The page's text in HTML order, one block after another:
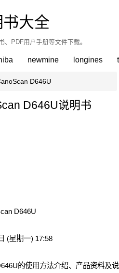
大全
、PDF用户手册等文件下载。
newmine longines
D646U
D646U说明书
D646U
(星期一) 17:58
的使用方法介绍、产品资料及说